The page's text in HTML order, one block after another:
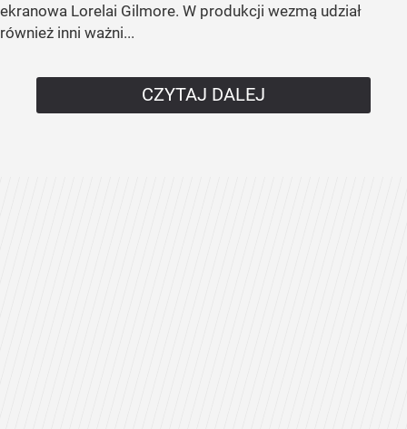
ekranowa Lorelai Gilmore. W produkcji wezmą udział
również inni ważni...
CZYTAJ DALEJ